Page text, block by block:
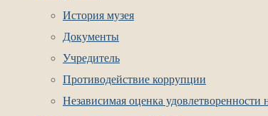
История музея
Документы
Учредитель
Противодействие коррупции
Независимая оценка удовлетворенности